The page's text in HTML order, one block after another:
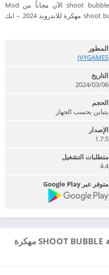
الشاشة!. قم بتحميل لعبة تحميل لعبة shoot bubble الآن مجاناً من Mod
Apkdaroid ابك دارويد تحميل لعبة shoot bubble مهكرة للاندرويد 2024 – ابك
المطور
IVYGAMES‏
التاريخ
2024/03/06
الحجم
يتباين بحسب الجهاز
الإصدار
1.7.5
متطلبات التشغيل
4.4
متوفر عبر Google Play
التفاصيل والمراجعة لـ تحميل لعبة SHOOT BUBBLE مهكرة